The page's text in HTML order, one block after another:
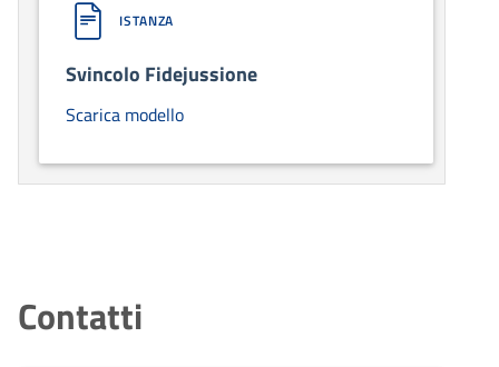
ISTANZA
Svincolo Fidejussione
Scarica modello
Contatti